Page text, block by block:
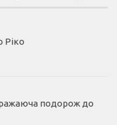
Ріко
подорож до